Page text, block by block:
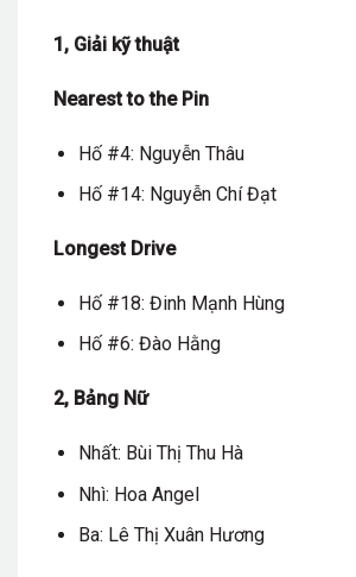
1, Giải kỹ thuật
Nearest to the Pin
Hố #4: Nguyễn Thâu
Hố #14: Nguyễn Chí Đạt
Longest Drive
Hố #18: Đinh Mạnh Hùng
Hố #6: Đào Hằng
2, Bảng Nữ
Nhất: Bùi Thị Thu Hà
Nhì: Hoa Angel
Ba: Lê Thị Xuân Hương